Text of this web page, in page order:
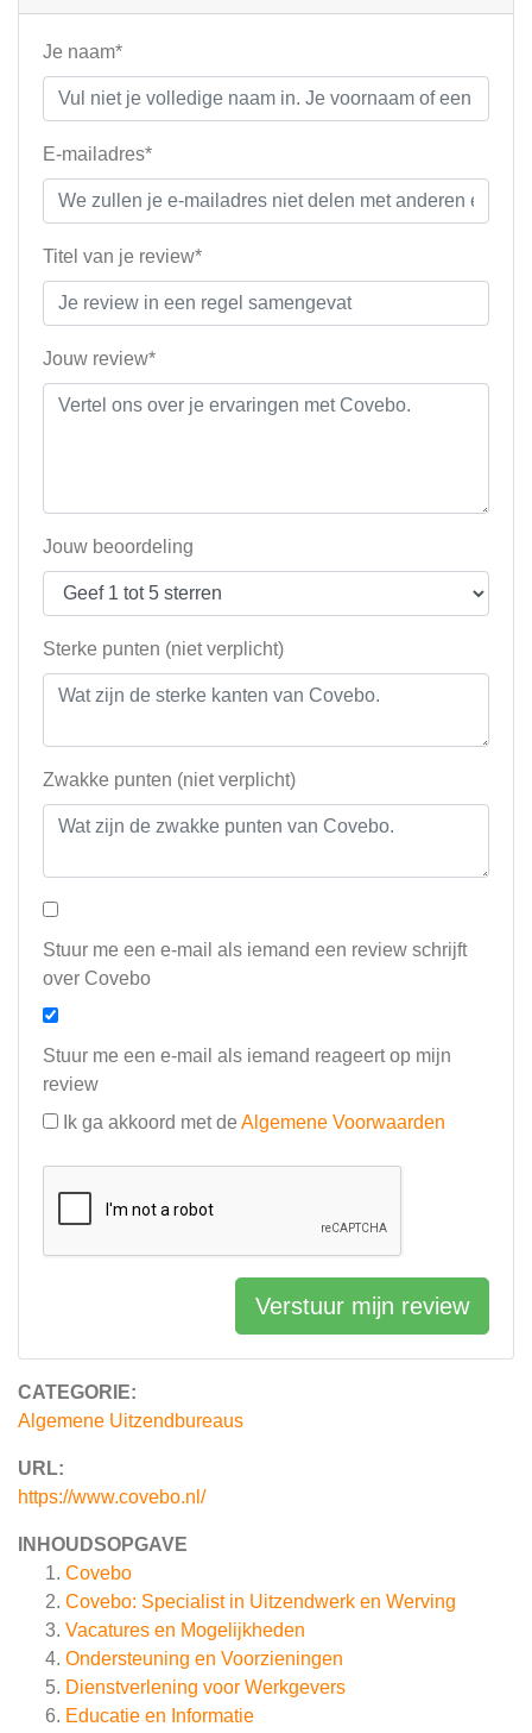
CATEGORIE:
Algemene Uitzendbureaus
URL:
https://www.covebo.nl/
INHOUDSOPGAVE
Covebo
Covebo: Specialist in Uitzendwerk en Werving
Vacatures en Mogelijkheden
Ondersteuning en Voorzieningen
Dienstverlening voor Werkgevers
Educatie en Informatie
Je naam*
E-mailadres*
Titel van je review*
Jouw review*
Jouw beoordeling
Sterke punten (niet verplicht)
Zwakke punten (niet verplicht)
Stuur me een e-mail als iemand een review schrijft
over Covebo
Stuur me een e-mail als iemand reageert op mijn
review
Ik ga akkoord met de Algemene Voorwaarden
Verstuur mijn review